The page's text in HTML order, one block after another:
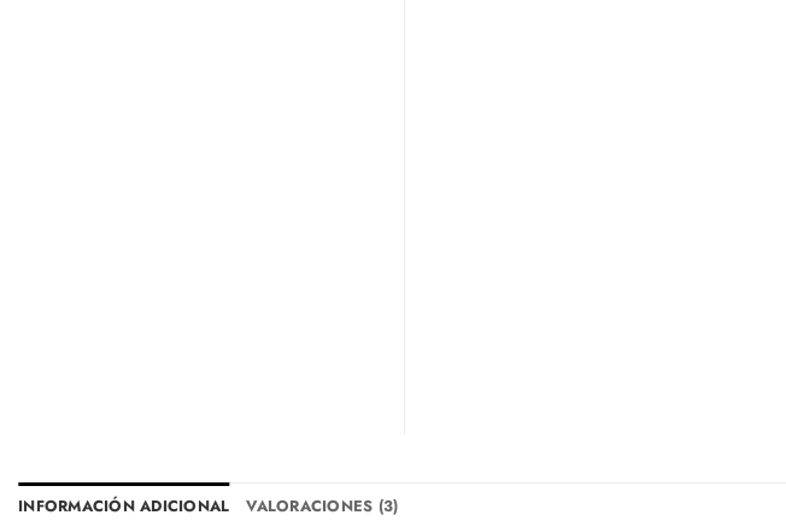
INFORMACIÓN ADICIONAL VALORACIONES (3)